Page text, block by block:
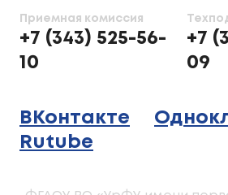
Приемная комиссия
+7 (343) 525-56-
10
+7
09
ВКонтакте
Rutube